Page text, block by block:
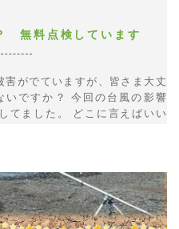
無料点検しています
がでていますが、皆さま大丈
ですか？ 今回の台風の影響
てました。 どこに言えばいい